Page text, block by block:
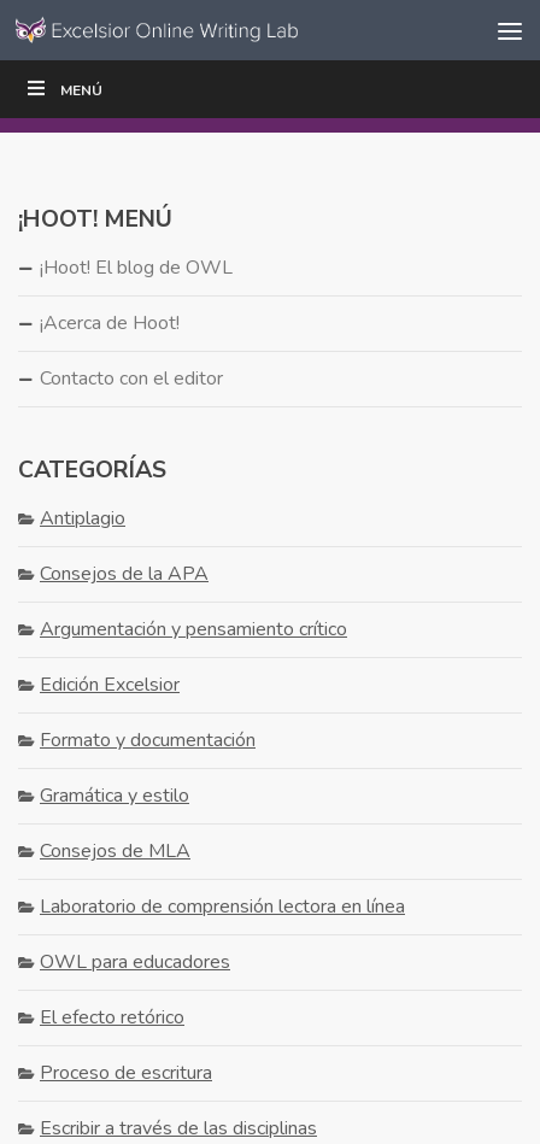
Ir al contenido
navegación
MENÚ
ESCRIBIR
¡HOOT! MENÚ
¡Hoot! El blog de OWL
¡Acerca de Hoot!
Contacto con el editor
CATEGORÍAS
Antiplagio
Consejos de la APA
Argumentación y pensamiento crítico
Edición Excelsior
Formato y documentación
Gramática y estilo
Consejos de MLA
Laboratorio de comprensión lectora en línea
OWL para educadores
El efecto retórico
Proceso de escritura
Escribir a través de las disciplinas